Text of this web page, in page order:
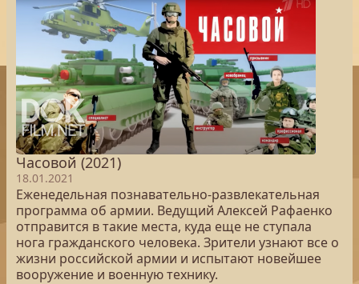
Часовой (2021)
18.01.2021
Еженедельная познавательно-развлекательная
программа об армии. Ведущий Алексей Рафаенко
отправится в такие места, куда еще не ступала
нога гражданского человека. Зрители узнают все о
жизни российской армии и испытают новейшее
вооружение и военную технику.